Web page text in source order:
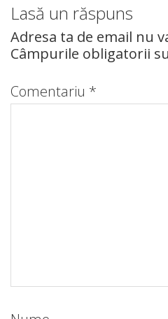
Lasă un răspuns
Adresa ta de email nu
Câmpurile obligatorii
Comentariu *